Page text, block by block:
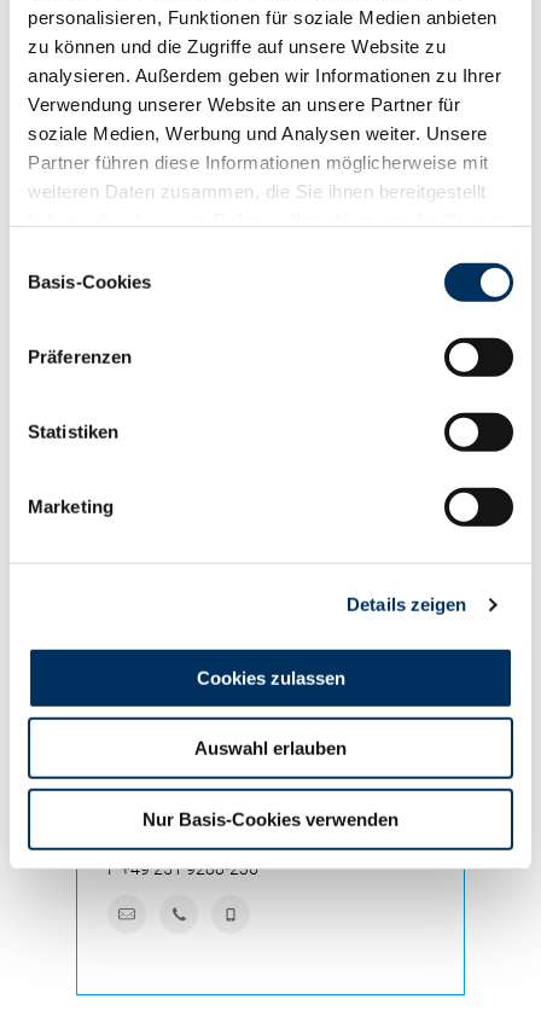
personalisieren, Funktionen für soziale Medien anbieten
zu können und die Zugriffe auf unsere Website zu
analysieren. Außerdem geben wir Informationen zu Ihrer
Verwendung unserer Website an unsere Partner für
soziale Medien, Werbung und Analysen weiter. Unsere
Partner führen diese Informationen möglicherweise mit
weiteren Daten zusammen, die Sie ihnen bereitgestellt
Cookies, wenn Sie unsere Webseite weiterhin nutzen.
Basis-Cookies
Präferenzen
Statistiken
Marketing
Details zeigen
Cookies zulassen
Auswahl erlauben
Nur Basis-Cookies verwenden
gegebenenfalls Bedingungen geknüpft sind.
Trächtigkeiten aus der ET-Vornutzung stehen nicht
zum Verkauf.
Weitere Informationen zum Tier, welches vom 9. bis
13. Juli 2020 zum Verkauf steht, finden Sie auf
unserer Homepage unter Vermarktung/Stille-
WILLI FLASSKAMP
+49 251 9288-242
F+49 251 9288-236